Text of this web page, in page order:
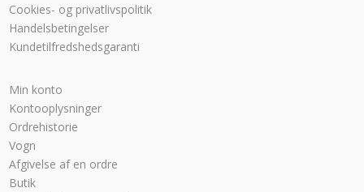
Cookies- og privatlivspolitik
Handelsbetingelser
Kundetilfredshedsgaranti
Min konto
Kontooplysninger
Ordrehistorie
Vogn
Afgivelse af en ordre
Butik